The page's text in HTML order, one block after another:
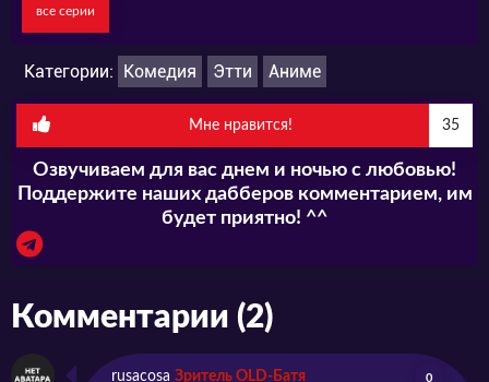
ПРИНЦЕССА И БРОДЯЧАЯ КОШКА (ХОТЯ И
КОТ)" ВСЕ СЕРИИ ВЫ СМОЖЕТЕ В НАШЕМ
ПЛЕЕРЕ В ЛУЧШЕМ КАЧЕСТВЕ.Не
пропустите появление серий на нашем сайте.
все серии
Категории: Комедия Этти Аниме
Мне нравится! 35
Озвучиваем для вас днем и ночью с любовью!
Поддержите наших дабберов комментарием, им
будет приятно! ^^
Комментарии (2)
rusacosa Зритель OLD-Батя 0